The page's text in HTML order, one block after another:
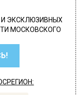
ЭКСКЛЮЗИВНЫХ
МОСКОВСКОГО